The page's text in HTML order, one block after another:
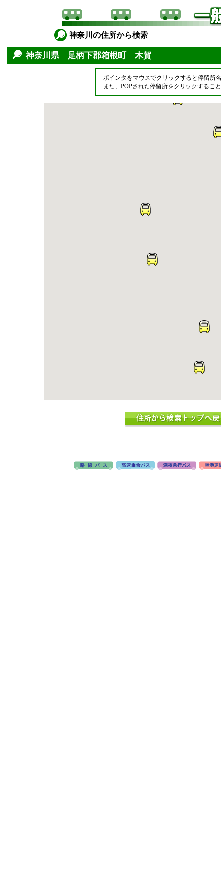
神奈川の住所から検索
神奈川県 足柄下郡箱根町 木賀
ポインタをマウスでクリックすると停留所
また、POPされた停留所をクリックするこ